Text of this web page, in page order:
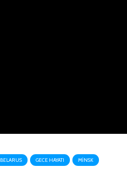
BELARUS GECE HAYATI MINSK